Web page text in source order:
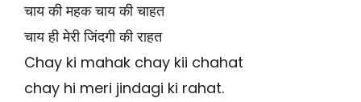
चाय की महक चाय की चाहत
चाय ही मेरी जिंदगी की राहत
Chay ki mahak chay kii chahat
chay hi meri jindagi ki rahat.